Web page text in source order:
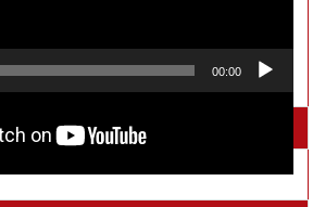
00:00
تواصل معنا على الفيسبوك